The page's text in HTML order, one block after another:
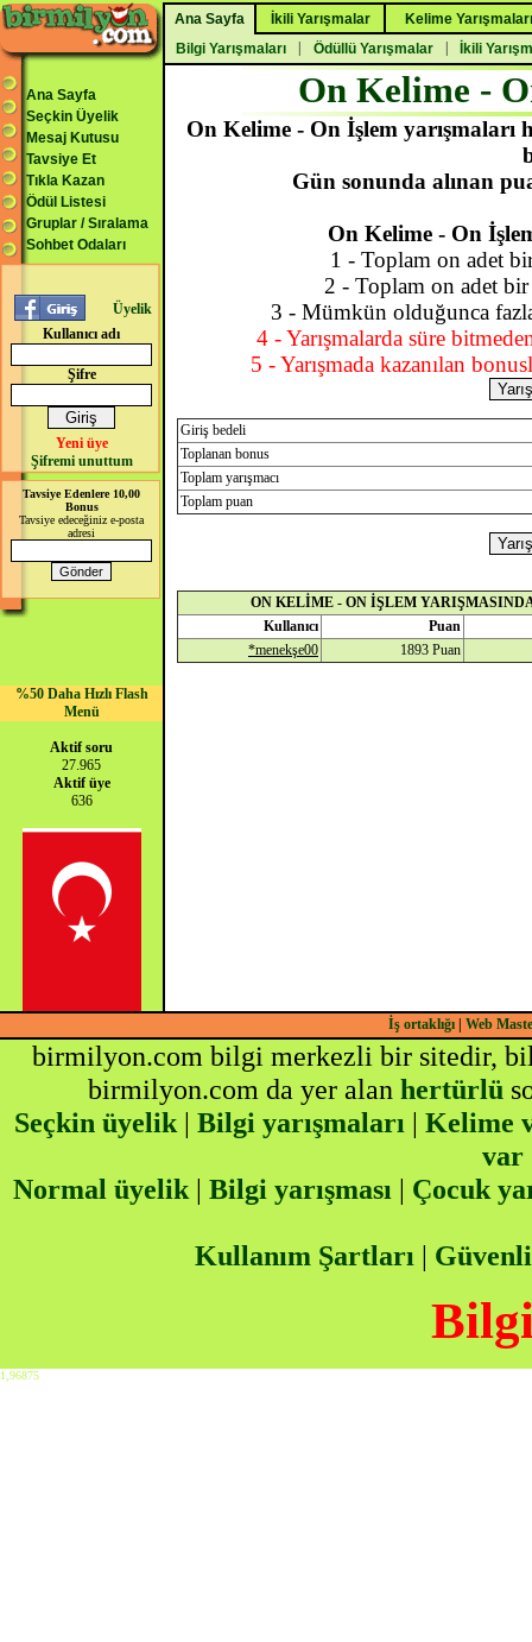
Ana Sayfa İkili Yarışmalar
Kelime Yarışmaları
Bilgi Yarışmaları
Ödüllü Yarışmalar İkili
Ana Sayfa
Seçkin Üyelik
Mesaj Kutusu
Tavsiye Et
Tıkla Kazan
Ödül Listesi
Gruplar / Sıralama
Sohbet Odaları
Üyelik
Kullanıcı adı
Şifre
Yeni üye
Şifremi unuttum
Tavsiye Edenlere 10,00
Bonus
Tavsiye edeceğiniz e-posta
adresi
%50 Daha Hızlı Flash
Menü
Aktif soru
27.965
Aktif üye
636
On Kelime -
On Kelime - On İşlem yarışmaları
Gün sonunda alınan
On Kelime - On
1 - Toplam on adet bir
2 - Toplam on adet bir
3 - Mümkün olduğunca
4 - Yarışmalarda süre
5 - Yarışmada kazanılan
Giriş bedeli
Toplanan bonus
Toplam yarışmacı
Toplam puan
ON KELİME - ON İŞLEM
Kullanıcı
Puan
*menekşe00
1893 Puan
İş ortaklığı| Web
birmilyon.com bilgi merkezli bir sitedir,
birmilyon.com da yer alan hertürlü
Seçkin üyelik| Bilgi yarışmaları | Kelime
var
Normal üyelik | Bilgi yarışması | Çocuk
Kullanım Şartları |
Bilgi
1,96875